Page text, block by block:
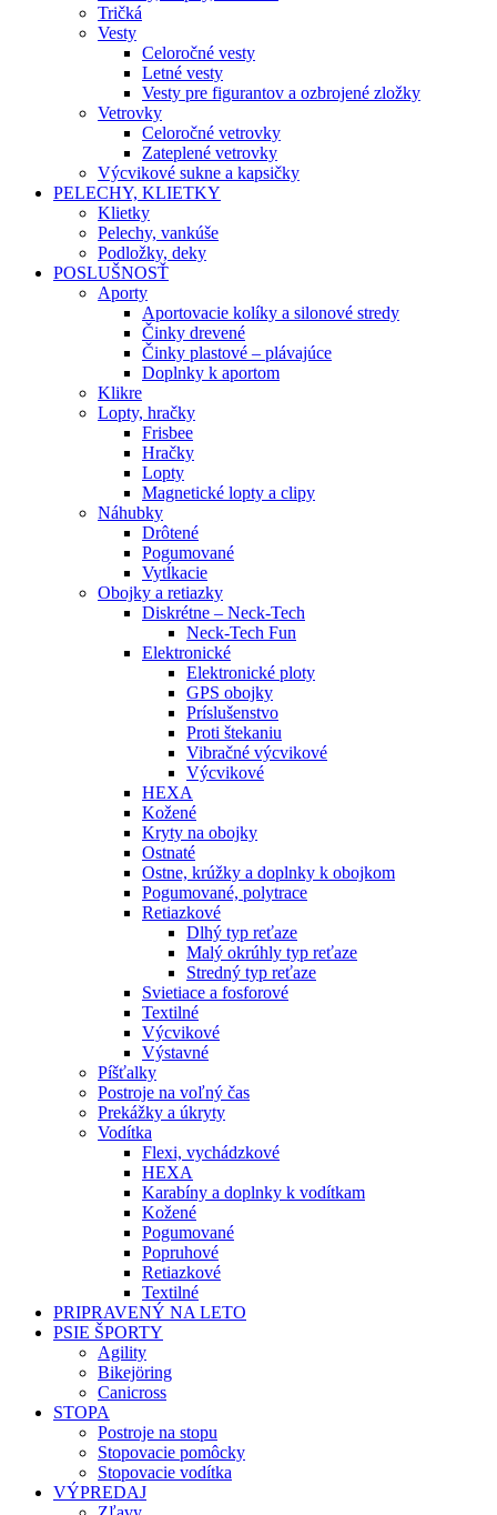
Tričká
Vesty
Celoročné vesty
Letné vesty
Vesty pre figurantov a ozbrojené zložky
Vetrovky
Celoročné vetrovky
Zateplené vetrovky
Výcvikové sukne a kapsičky
PELECHY, KLIETKY
Klietky
Pelechy, vankúše
Podložky, deky
POSLUŠNOSŤ
Aporty
Aportovacie kolíky a silonové stredy
Činky drevené
Činky plastové – plávajúce
Doplnky k aportom
Klikre
Lopty, hračky
Frisbee
Hračky
Lopty
Magnetické lopty a clipy
Náhubky
Drôtené
Pogumované
Vytĺkacie
Obojky a retiazky
Diskrétne – Neck-Tech
Neck-Tech Fun
Elektronické
Elektronické ploty
GPS obojky
Príslušenstvo
Proti štekaniu
Vibračné výcvikové
Výcvikové
HEXA
Kožené
Kryty na obojky
Ostnaté
Ostne, krúžky a doplnky k obojkom
Pogumované, polytrace
Retiazkové
Dlhý typ reťaze
Malý okrúhly typ reťaze
Stredný typ reťaze
Svietiace a fosforové
Textilné
Výcvikové
Výstavné
Píšťalky
Postroje na voľný čas
Prekážky a úkryty
Vodítka
Flexi, vychádzkové
HEXA
Karabíny a doplnky k vodítkam
Kožené
Pogumované
Popruhové
Retiazkové
Textilné
PRIPRAVENÝ NA LETO
PSIE ŠPORTY
Agility
Bikejöring
Canicross
STOPA
Postroje na stopu
Stopovacie pomôcky
Stopovacie vodítka
VÝPREDAJ